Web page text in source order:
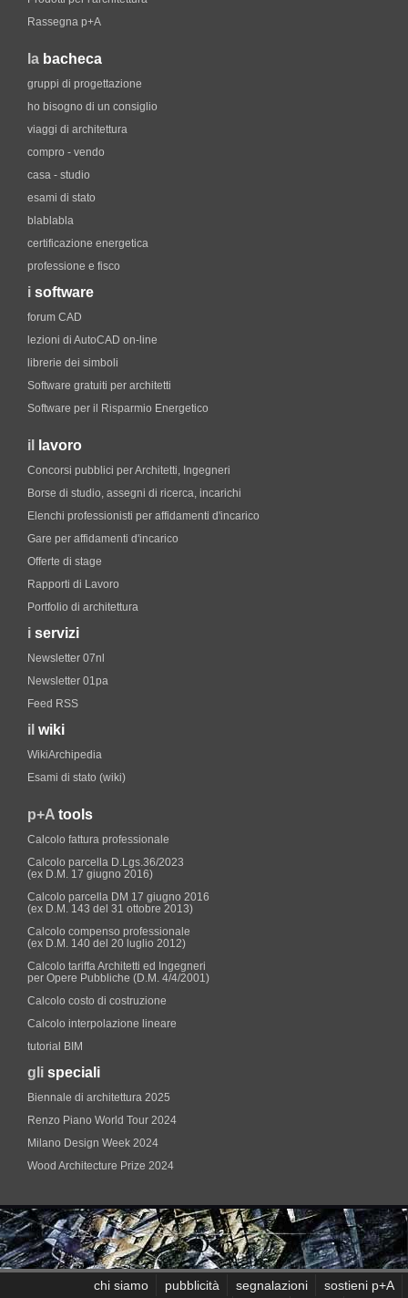
Rassegna p+A
la bacheca
gruppi di progettazione
ho bisogno di un consiglio
viaggi di architettura
compro - vendo
casa - studio
esami di stato
blablabla
certificazione energetica
professione e fisco
i software
forum CAD
lezioni di AutoCAD on-line
librerie dei simboli
Software gratuiti per architetti
Software per il Risparmio Energetico
il lavoro
Concorsi pubblici per Architetti, Ingegneri
Borse di studio, assegni di ricerca, incarichi
Elenchi professionisti per affidamenti d'incarico
Gare per affidamenti d'incarico
Offerte di stage
Rapporti di Lavoro
Portfolio di architettura
i servizi
Newsletter 07nl
Newsletter 01pa
Feed RSS
il wiki
WikiArchipedia
Esami di stato (wiki)
p+A tools
Calcolo fattura professionale
Calcolo parcella D.Lgs.36/2023
(ex D.M. 17 giugno 2016)
Calcolo parcella DM 17 giugno 2016
(ex D.M. 143 del 31 ottobre 2013)
Calcolo compenso professionale
(ex D.M. 140 del 20 luglio 2012)
Calcolo tariffa Architetti ed Ingegneri
per Opere Pubbliche (D.M. 4/4/2001)
Calcolo costo di costruzione
Calcolo interpolazione lineare
tutorial BIM
gli speciali
Biennale di architettura 2025
Renzo Piano World Tour 2024
Milano Design Week 2024
Wood Architecture Prize 2024
chi siamo pubblicità segnalazioni sostieni p+A